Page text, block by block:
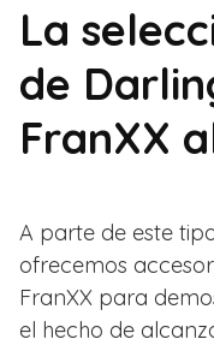
La
de
FranXX
A parte de este
ofrecemos
FranXX para
el hecho de